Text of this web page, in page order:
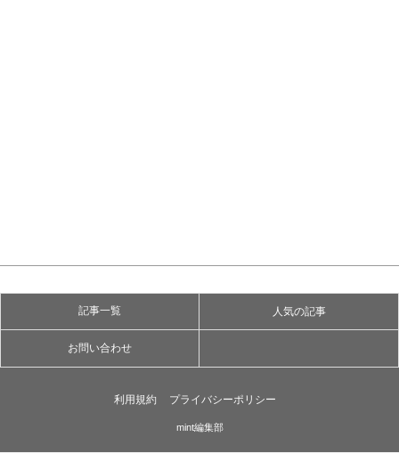
記事一覧 人気の記事
お問い合わせ
利用規約 プライバシーポリシー
mint編集部